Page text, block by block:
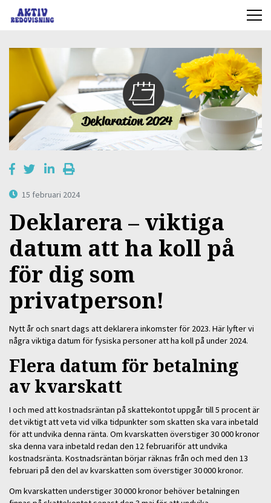
15 februari 2024
Deklarera – viktiga
datum att ha koll på
för dig som
privatperson!
Nytt år och snart dags att deklarera inkomster för 2023. Här lyfter vi
några viktiga datum för fysiska personer att ha koll på under 2024.
Flera datum för betalning
av kvarskatt
I och med att kostnadsräntan på skattekontot uppgår till 5 procent är
det viktigt att veta vid vilka tidpunkter som skatten ska vara inbetald
för att undvika denna ränta. Om kvarskatten överstiger 30 000 kronor
ska denna vara inbetald redan den 12 februariför att undvika
kostnadsränta. Kostnadsräntan börjar räknas från och med den 13
februari på den del av kvarskatten som överstiger 30 000 kronor.
Om kvarskatten understiger 30 000 kronor behöver betalningen